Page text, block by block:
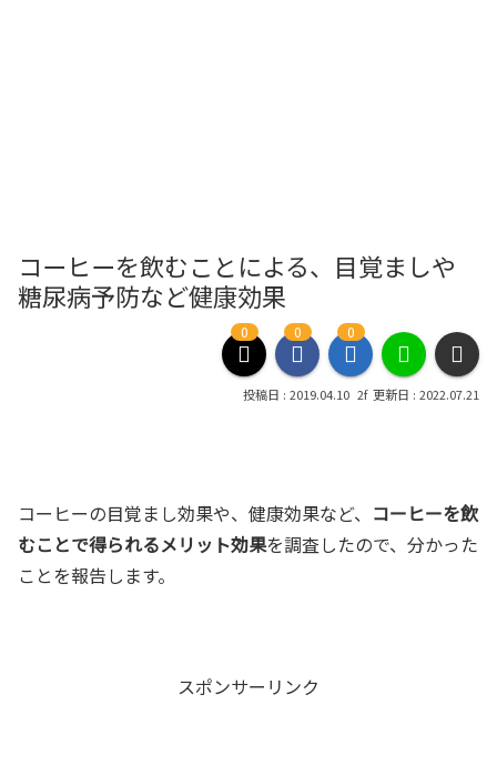
コーヒーを飲むことによる、目覚ましや
糖尿病予防など健康効果
0 0 0
2019.04.10 2022.07.21
コーヒーの目覚まし効果や、健康効果など、 コーヒーを飲
むことで得られるメリット効果を調査したので、分かった
ことを報告します。
スポンサーリンク